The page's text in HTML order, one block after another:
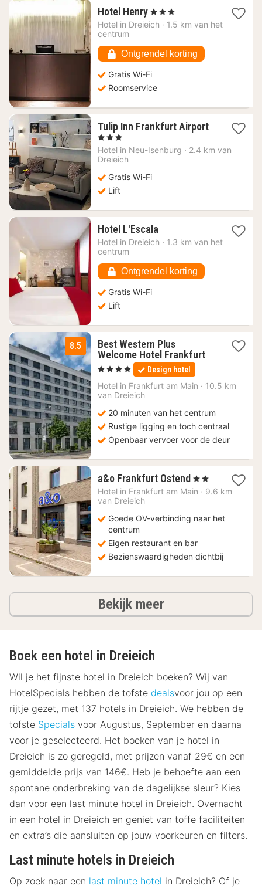
Hotel Henry 1
nacht
€
, 3 Sterren
Hotel in Dreieich · 1.5 km van het
centrum
Ontgrendel korting
Gratis Wi-Fi
Roomservice
Tulip Inn Frankfurt Airport
1
nacht
vanaf
€
, 3 Sterren
Hotel in Neu-Isenburg · 2.4 km van
Dreieich
Gratis Wi-Fi
Lift
Hotel L'Escala1
nacht
€
Hotel in Dreieich · 1.3 km van het
centrum
Ontgrendel korting
Gratis Wi-Fi
Lift
8.5
Best Western Plus
Welcome Hotel Frankfurt1
192
, 4 Sterren Design hotel
Hotel in Frankfurt am Main · 10.5 km
van Dreieich
20 minuten van het centrum
Rustige ligging en toch centraal
Openbaar vervoer voor de deur
a&o Frankfurt Ostend 2
nachten
€
, 2 Sterren
Hotel in Frankfurt am Main · 9.6 km
van Dreieich
Goede OV-verbinding naar het
centrum
Eigen restaurant en bar
Bezienswaardigheden dichtbij
Bekijk meerhotels
Boek een hotel in Dreieich
Wil je het fijnste hotel in Dreieich boeken? Wij van
HotelSpecials hebben de tofste dealsvoor jou op een
rijtje gezet, met 137 hotels in Dreieich. We hebben de
tofste Specials voor Augustus, September en daarna
voor je geselecteerd. Het boeken van je hotel in
Dreieich is zo geregeld, met prijzen vanaf 29€ en een
gemiddelde prijs van 146€. Heb je behoefte aan een
spontane onderbreking van de dagelijkse sleur? Kies
dan voor een last minute hotel in Dreieich. Overnacht
in een hotel in Dreieich en geniet van toffe faciliteiten
en extra’s die aansluiten op jouw voorkeuren en filters.
Last minute hotels in Dreieich
Op zoek naar een last minute hotel in Dreieich? Of je